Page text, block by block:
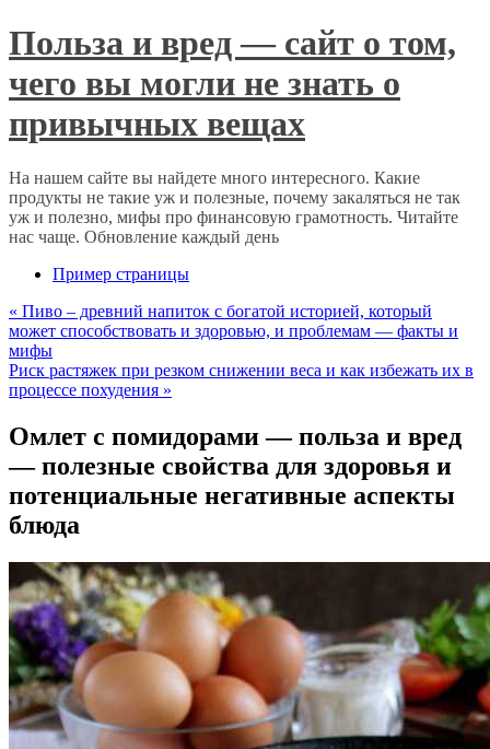
Польза и вред — сайт о том,
чего вы могли не знать о
привычных вещах
На нашем сайте вы найдете много интересного. Какие
продукты не такие уж и полезные, почему закаляться не так
уж и полезно, мифы про финансовую грамотность. Читайте
нас чаще. Обновление каждый день
Пример страницы
« Пиво – древний напиток с богатой историей, который
может способствовать и здоровью, и проблемам — факты и
мифы
Риск растяжек при резком снижении веса и как избежать их в
процессе похудения »
Омлет с помидорами — польза и вред
— полезные свойства для здоровья и
потенциальные негативные аспекты
блюда